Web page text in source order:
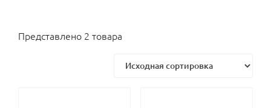
Представлено 2 товара